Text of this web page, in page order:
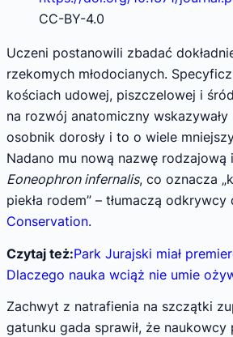
CC-BY-4.0
Uczeni postanowili zbadać
rzekomych młodocianych.
kościach udowej, piszczelowej i
na rozwój anatomiczny wskazywały
osobnik dorosły i to o wiele
Nadano mu nową nazwę rodzajową
Eoneophron infernalis, co oznacza
piekła rodem” – tłumaczą odkrywcy
Conservation.
Czytaj też:Park Jurajski miał
Dlaczego nauka wciąż nie umie
Zachwyt z natrafienia na szczątki
gatunku gada sprawił, że